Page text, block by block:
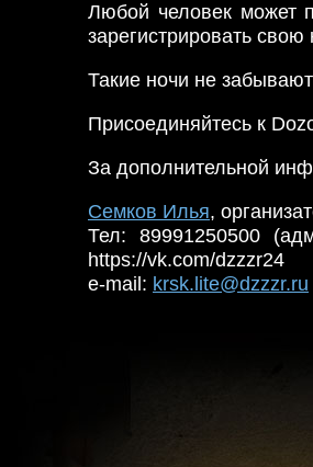
Любой человек может
зарегистрировать
Такие ночи не
Присоединяйтесь к
За дополнительной
Семков Илья,
Тел: 89991250500
https://vk.com/dzzzr24
e-mail: krsk.lite@dzzzr.ru